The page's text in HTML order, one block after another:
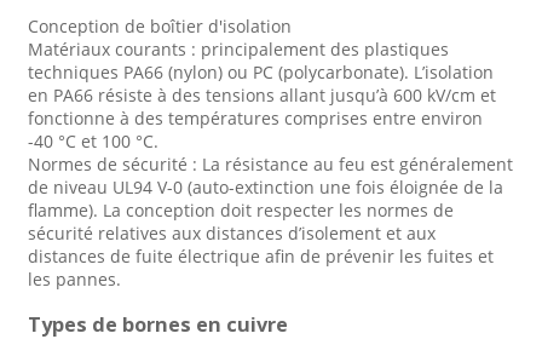
Conception de boîtier d'isolation
Matériaux courants : principalement des plastiques
techniques PA66 (nylon) ou PC (polycarbonate). L’isolation
en PA66 résiste à des tensions allant jusqu’à 600 kV/cm et
fonctionne à des températures comprises entre environ
-40 °C et 100 °C.
Normes de sécurité : La résistance au feu est généralement
de niveau UL94 V-0 (auto-extinction une fois éloignée de la
flamme). La conception doit respecter les normes de
sécurité relatives aux distances d’isolement et aux
distances de fuite électrique afin de prévenir les fuites et
les pannes.
Types de bornes en cuivre